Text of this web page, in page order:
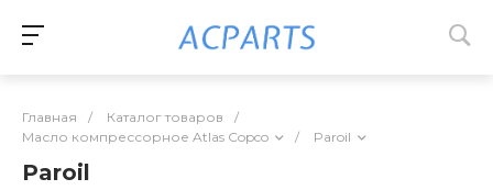
Главная / Каталог товаров
/
Масло компрессорное Atlas Copco
/ Paroil
Paroil